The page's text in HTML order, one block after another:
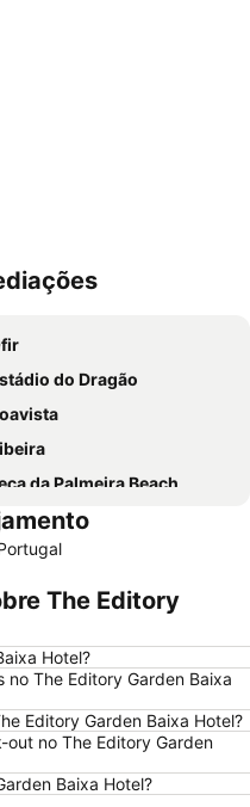
do Dragão
da Palmeira Beach
Multiusos Gondomar
de Gaia
Rosa Mota
Histórico do Porto
& Zoo Santo Inácio
o-Mar Beach
da Cidade
The Editory
Hotel?
The Editory Garden Baixa
Editory Garden Baixa Hotel?
no The Editory Garden
Baixa Hotel?